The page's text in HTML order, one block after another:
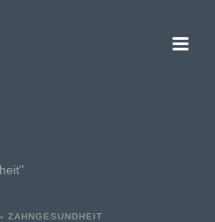
» ZAHNGESUNDHEIT